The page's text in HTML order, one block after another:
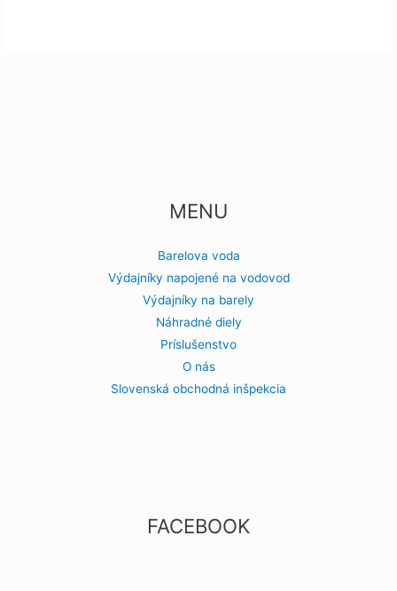
MENU
Barelova voda
Výdajníky napojené na vodovod
Výdajníky na barely
Náhradné diely
Príslušenstvo
O nás
Slovenská obchodná inšpekcia
FACEBOOK